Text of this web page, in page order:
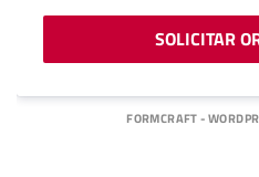
SOLICITAR
FORMCRAFT -